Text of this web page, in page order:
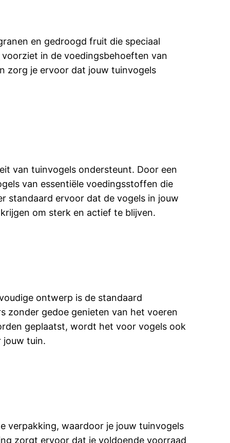
en gedroogd fruit die speciaal
in de voedingsbehoeften van
zorg je ervoor dat jouw tuinvogels
van tuinvogels ondersteunt. Door een
van essentiële voedingsstoffen die
standaard ervoor dat de vogels in jouw
om sterk en actief te blijven.
ontwerp is de standaard
zonder gedoe genieten van het voeren
geplaatst, wordt het voor vogels ook
jouw tuin.
verpakking, waardoor je jouw tuinvogels
zorgt ervoor dat je voldoende voorraad